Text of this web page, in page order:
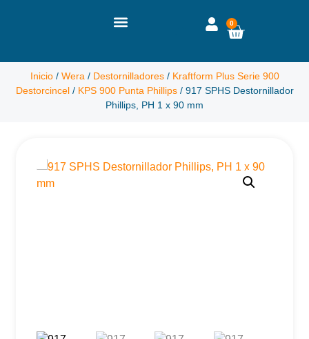
0
Inicio/ Wera / Destornilladores/ Kraftform Plus Serie 900
Destorcincel/ KPS 900 Punta Phillips/ 917 SPHS Destornillador
Phillips, PH 1 x 90 mm